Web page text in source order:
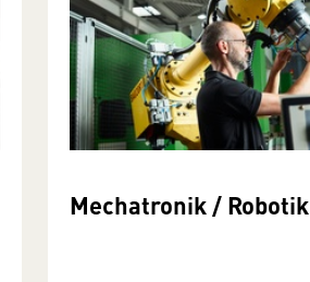
Mechatronik / Robotik